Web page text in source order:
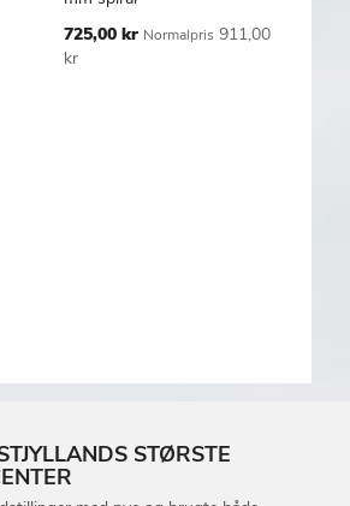
LISTE
Tilbudspris
725,00 kr Normalpris 911,00
kr
STØRSTE